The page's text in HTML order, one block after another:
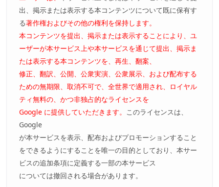
出、掲示または表示する本コンテンツについて既に保有す
る著作権およびその他の権利を保持します。
本コンテンツを提出、掲示または表示することにより、ユ
ーザーが本サービス上や本サービスを通じて提出、掲示ま
たは表示する本コンテンツを、再生、翻案、
修正、翻訳、公開、公衆実演、公衆展示、および配布する
ための無期限、取消不可で、全世界で適用され、ロイヤル
ティ無料の、かつ非独占的なライセンスを
Google に提供していただきます。
このライセンスは、
Google
が本サービスを表示、配布およびプロモーションすること
をできるようにすることを唯一の目的としており、本サー
ビスの追加条項に定義する一部の本サービス
については撤回される場合があります。